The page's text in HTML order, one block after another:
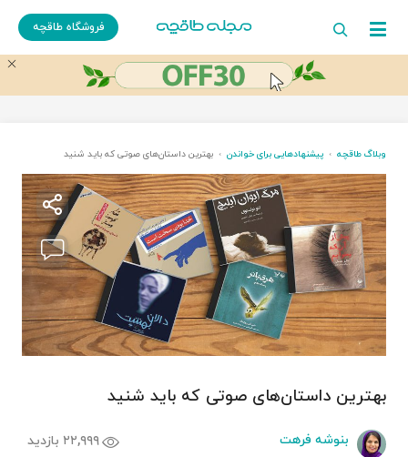
فروشگاه طاقچه
وبلاگ طاقچه پیشنهادهایی برای خواندن بهترین داستان‌های صوتی که باید شنید
بهترین داستان‌های صوتی که باید شنید
بنوشه فرهت
۲۲,۹۹۹ بازدید